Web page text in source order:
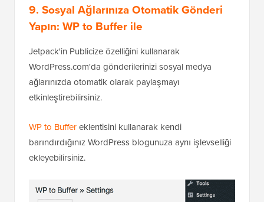
9. Sosyal Ağlarınıza Otomatik Gönderi
Yapın: WP to Buffer ile
Jetpack'in Publicize özelliğini kullanarak
WordPress.com'da gönderilerinizi sosyal medya
ağlarınızda otomatik olarak paylaşmayı
etkinleştirebilirsiniz.
WP to Buffereklentisini kullanarak kendi
barındırdığınız WordPress blogunuza aynı işlevselliği
ekleyebilirsiniz.